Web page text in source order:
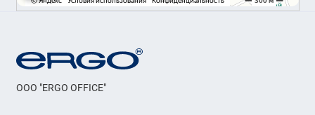
OOO "ERGO OFFICE"